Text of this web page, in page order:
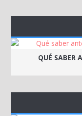
QUÉ SABER